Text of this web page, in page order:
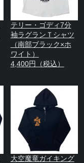
テリー・ゴディ7分
袖ラグランＴシャツ
（南部ブラック×ホ
ワイト）
4,400円（税込）
大空魔竜ガイキング